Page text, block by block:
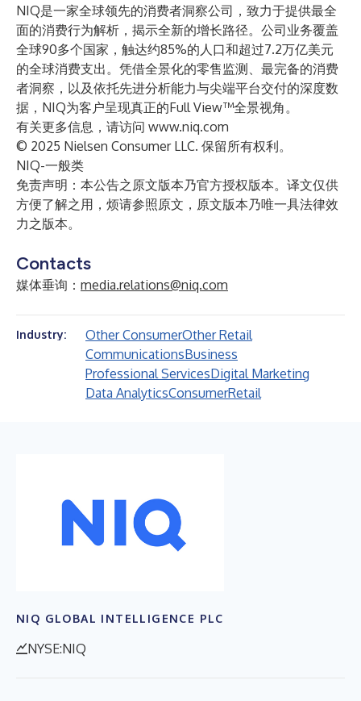
NIQ是一家全球领先的消费者洞察公司，致力于提供最全
面的消费行为解析，揭示全新的增长路径。公司业务覆盖
全球90多个国家，触达约85%的人口和超过7.2万亿美元
的全球消费支出。凭借全景化的零售监测、最完备的消费
者洞察，以及依托先进分析能力与尖端平台交付的深度数
据，NIQ为客户呈现真正的Full View™全景视角。
有关更多信息，请访问 www.niq.com
© 2025 Nielsen Consumer LLC. 保留所有权利。
NIQ-一般类
免责声明：本公告之原文版本乃官方授权版本。译文仅供
方便了解之用，烦请参照原文，原文版本乃唯一具法律效
力之版本。
Contacts
媒体垂询： media.relations@niq.com
Industry: Other ConsumerOther Retail
CommunicationsBusiness
Professional ServicesDigital Marketing
Data AnalyticsConsumerRetail
NIQ GLOBAL INTELLIGENCE PLC
NYSE:NIQ